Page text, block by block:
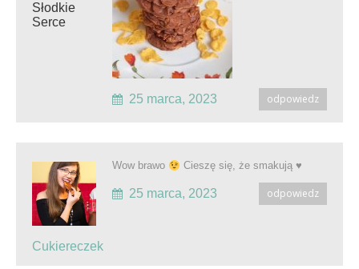
Słodkie
Serce
odpowiedz
25 marca, 2023
Cukiereczek
Wow brawo Cieszę się, że smakują ♥️
odpowiedz
25 marca, 2023